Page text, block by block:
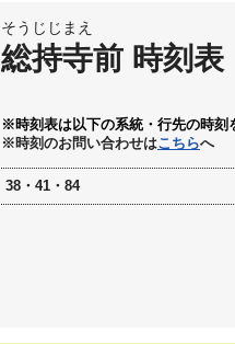
そうじじまえ
総持寺前 時刻表
※時刻表は以下の系統・行先の時刻
※時刻のお問い合わせはこちらへ
38・41・84